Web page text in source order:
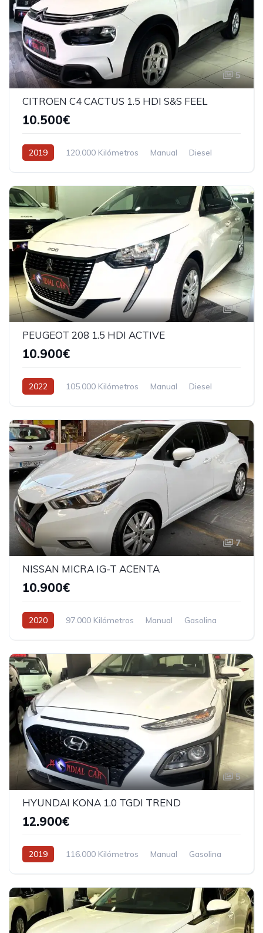
5
CITROEN C4 CACTUS 1.5 HDI S&S FEEL
10.500€
2019 120.000 Kilómetros Manual Diesel
5
PEUGEOT 208 1.5 HDI ACTIVE
10.900€
2022 105.000 Kilómetros Manual Diesel
7
NISSAN MICRA IG-T ACENTA
10.900€
2020 97.000 Kilómetros Manual Gasolina
5
HYUNDAI KONA 1.0 TGDI TREND
12.900€
2019 116.000 Kilómetros Manual Gasolina